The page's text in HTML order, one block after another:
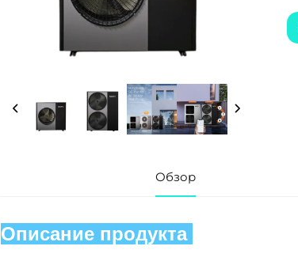
Обзор
Описание продукта